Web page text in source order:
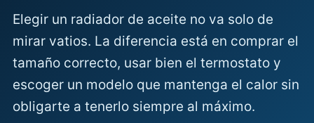
Elegir un radiador de aceite no va solo de
mirar vatios. La diferencia está en comprar el
tamaño correcto, usar bien el termostato y
escoger un modelo que mantenga el calor sin
obligarte a tenerlo siempre al máximo.